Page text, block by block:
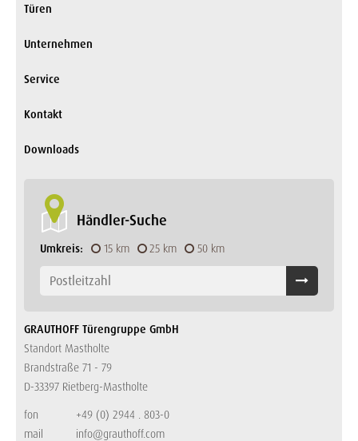
Türen
Unternehmen
Service
Kontakt
Downloads
Händler-Suche
Umkreis: 15 km 25 km 50 km
GRAUTHOFF Türengruppe GmbH
Standort Mastholte
Brandstraße 71 - 79
D-33397 Rietberg-Mastholte
fon
+49 (0) 2944 . 803-0
mail
info@grauthoff.com